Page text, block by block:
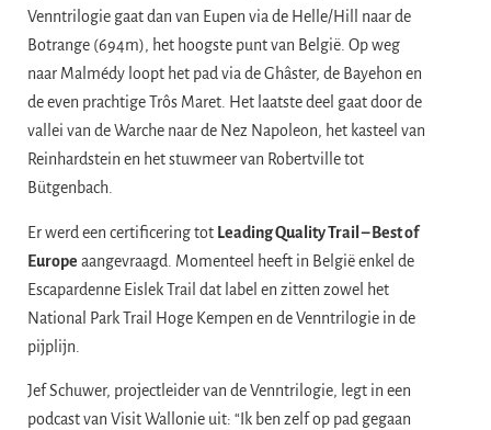
Venntrilogie gaat dan van Eupen via de Helle/Hill naar de
Botrange (694m), het hoogste punt van België. Op weg
naar Malmédy loopt het pad via de Ghâster, de Bayehon en
de even prachtige Trôs Maret. Het laatste deel gaat door de
vallei van de Warche naar de Nez Napoleon, het kasteel van
Reinhardstein en het stuwmeer van Robertville tot
Bütgenbach.
Er werd een certificering tot Leading Quality Trail – Best of
Europe aangevraagd. Momenteel heeft in België enkel de
Escapardenne Eislek Trail dat label en zitten zowel het
National Park Trail Hoge Kempen en de Venntrilogie in de
pijplijn.
Jef Schuwer, projectleider van de Venntrilogie, legt in een
podcast van Visit Wallonie uit: “Ik ben zelf op pad gegaan